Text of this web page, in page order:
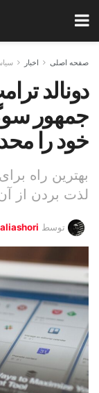
صفحه اصلی اخبار
دونالد
جمهور
خود را
بهترین راه
لذت بردن از
توسط aliashori